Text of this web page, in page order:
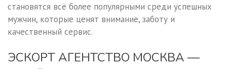
становятся всё более популярными среди успешных
мужчин, которые ценят внимание, заботу и
качественный сервис.
ЭСКОРТ АГЕНТСТВО МОСКВА —